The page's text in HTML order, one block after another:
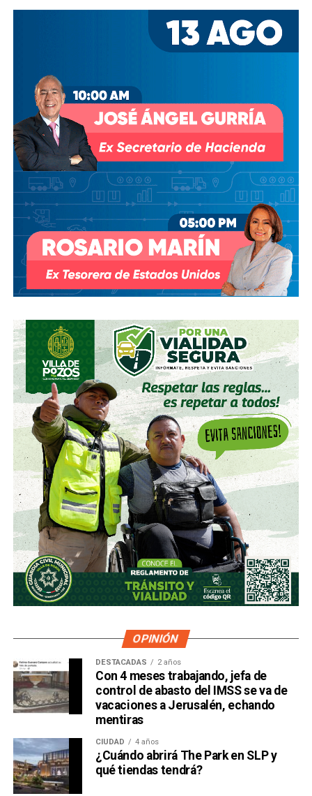
OPINIÓN
DESTACADAS 2 años
Con 4 meses trabajando, jefa de
control de abasto del IMSS se va de
vacaciones a Jerusalén, echando
mentiras
CIUDAD 4 años
¿Cuándo abrirá The Park en SLP y
qué tiendas tendrá?